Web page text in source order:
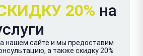
20% на
нашем сайте и мы предоставим
а также скидку 20%